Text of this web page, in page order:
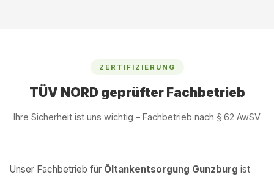
ZERTIFIZIERUNG
TÜV NORD geprüfter Fachbetrieb
Ihre Sicherheit ist uns wichtig – Fachbetrieb nach § 62 AwSV
Unser Fachbetrieb für Öltankentsorgung Gunzburg ist